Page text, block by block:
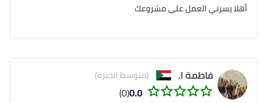
أهلا يسرني العمل على مشروعك
فاطمة ا. (متوسط الخبرة)
0.0
(0)